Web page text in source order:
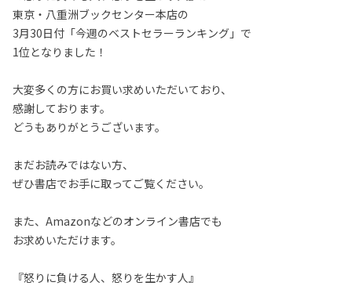
東京・八重洲ブックセンター本店の
3月30日付「今週のベストセラーランキング」で
1位となりました！
大変多くの方にお買い求めいただいており、
感謝しております。
どうもありがとうございます。
まだお読みではない方、
ぜひ書店でお手に取ってご覧ください。
また、Amazonなどのオンライン書店でも
お求めいただけます。
『怒りに負ける人、怒りを生かす人』